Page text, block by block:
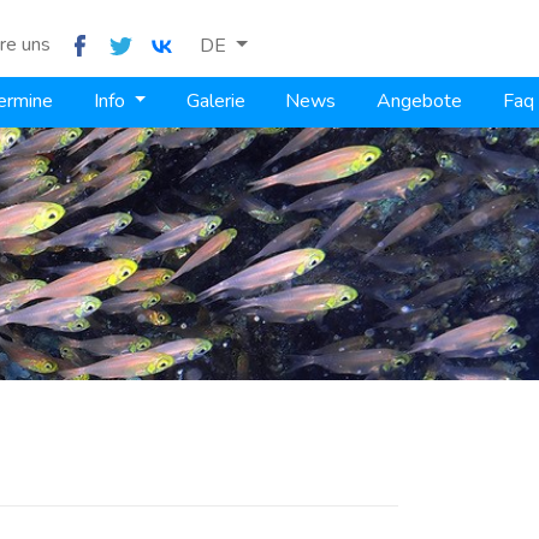
DE
uns
Info Galerie News Angebote Faq